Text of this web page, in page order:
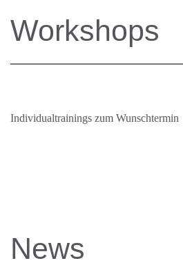
Workshops
Individualtrainings zum Wunschtermin
News